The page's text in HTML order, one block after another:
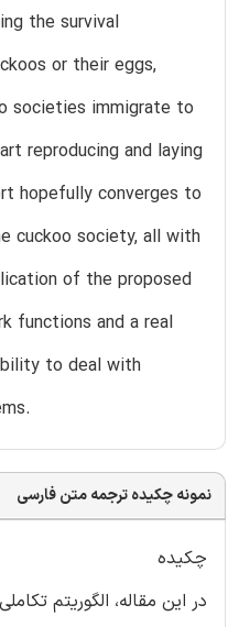
the survival
or their eggs,
societies immigrate to
reproducing and laying
hopefully converges to
cuckoo society, all with
of the proposed
functions and a real
to deal with
نمونه چکیده ترجمه متن فارسی
چکیده
در این مقاله، الگوریتم